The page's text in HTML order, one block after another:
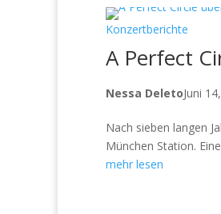
Konzertberichte
A Perfect
Nessa DeletoJuni
Nach sieben langen
München Station.
mehr lesen